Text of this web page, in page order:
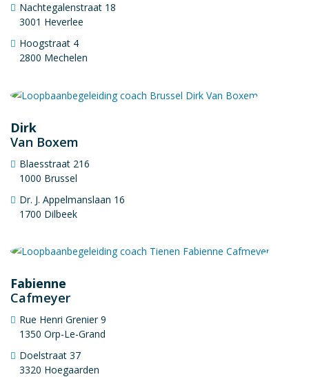
Nachtegalenstraat 18
3001 Heverlee
Hoogstraat 4
2800 Mechelen
Dirk
Van Boxem
Blaesstraat 216
1000 Brussel
Dr. J. Appelmanslaan 16
1700 Dilbeek
Fabienne
Cafmeyer
Rue Henri Grenier 9
1350 Orp-Le-Grand
Doelstraat 37
3320 Hoegaarden